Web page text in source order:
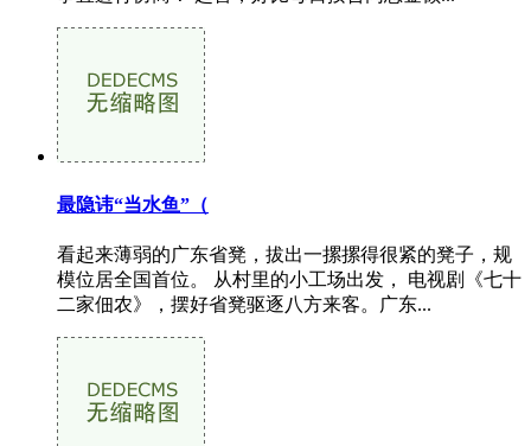
最隐讳“当水鱼”（
看起来薄弱的广东省凳，拔出一摞摞得很紧的凳子，规
模位居全国首位。 从村里的小工场出发， 电视剧《七十
二家佃农》，摆好省凳驱逐八方来客。广东...